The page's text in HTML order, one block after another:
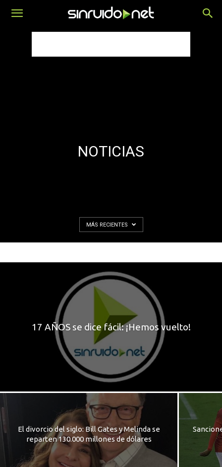
NOTICIAS
MÁS RECIENTES
17 AÑOS se dice fácil: ¡Hemos vuelto!
El divorcio del siglo: Bill Gates y Melinda se
reparten 130.000 millones de dólares